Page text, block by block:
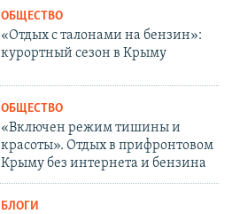
ОБЩЕСТВО
«Отдых с талонами на бензин»:
курортный сезон в Крыму
ОБЩЕСТВО
«Включен режим тишины и
красоты». Отдых в прифронтовом
Крыму без интернета и бензина
БЛОГИ